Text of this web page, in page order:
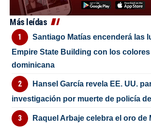
Más leídas
Santiago Matías encenderá las
Empire State Building con los
dominicana
Hansel García revela EE. UU.
investigación por muerte de policía
Raquel Arbaje celebra el oro de